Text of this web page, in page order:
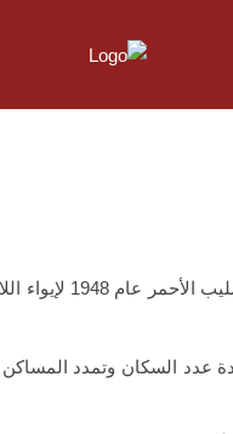
يقع جنوب العاصمة اللبنانية
عدد السكان وتمدد